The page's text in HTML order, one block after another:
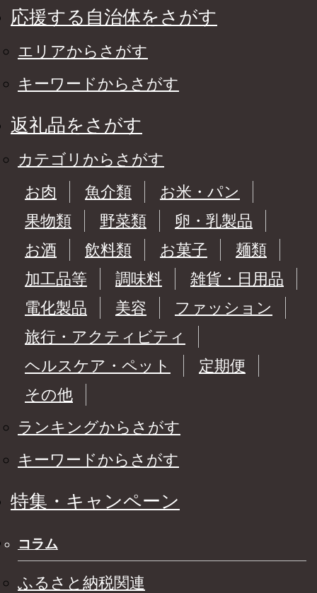
応援する自治体をさがす
エリアからさがす
キーワードからさがす
返礼品をさがす
カテゴリからさがす
お肉
魚介類
お米・パン
果物類
野菜類
卵・乳製品
お酒
飲料類 お菓子
麺類
加工品等
調味料
雑貨・日用品
電化製品
美容
ファッション
旅行・アクティビティ
ヘルスケア・ペット
定期便
その他
ランキングからさがす
キーワードからさがす
特集・キャンペーン
コラム
ふるさと納税関連